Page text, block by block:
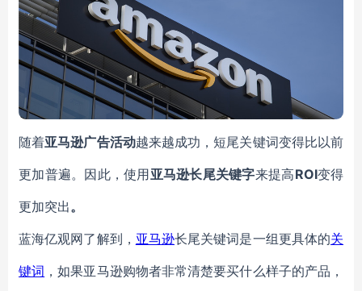
随着亚马逊广告活动越来越成功，短尾关键词变得比以前
更加普遍。因此，使用亚马逊长尾关键字来提高ROI变得
更加突出。
蓝海亿观网了解到， 亚马逊长尾关键词是一组更具体的关
键词 ，如果亚马逊购物者非常清楚要买什么样子的产品，